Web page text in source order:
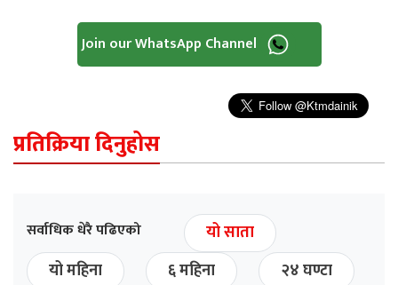
Join our WhatsApp Channel
प्रतिक्रिया दिनुहोस
सर्वाधिक धेरै पढिएको
यो साता
यो महिना
६ महिना २४ घण्टा